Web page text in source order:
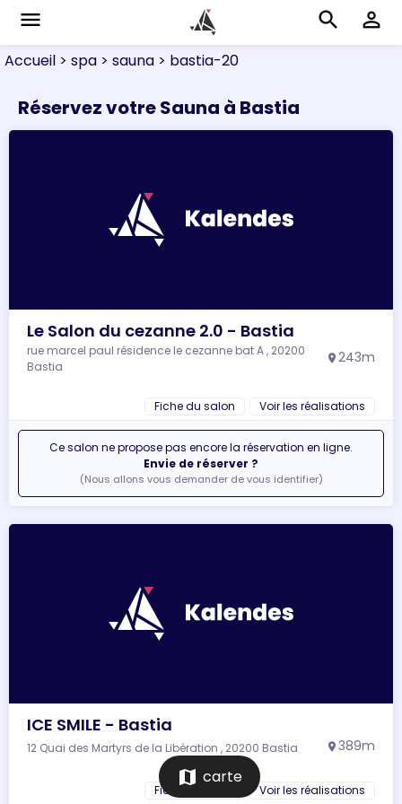
menu search perm_identity
Accueil > spa > sauna > bastia-20
Réservez votre Sauna à Bastia
Le Salon du cezanne 2.0 - Bastia
rue marcel paul résidence le cezanne bat A , 20200
Bastia
location_on 243m
Fiche du salon Voir les réalisations
Ce salon ne propose pas encore la réservation en ligne.
Envie de réserver ?
(Nous allons vous demander de vous identifier)
ICE SMILE - Bastia
12 Quai des Martyrs de la Libération , 20200 Bastia location_on 389m
Fiche du salon Voir les réalisations
map carte